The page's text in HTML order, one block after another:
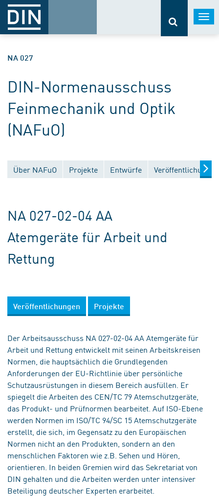
NA 027
DIN-Normenausschuss
Feinmechanik und Optik
(NAFuO)
Über NAFuO Projekte Entwürfe Veröffentlichungen
NA 027-02-04 AA
Atemgeräte für Arbeit und
Rettung
Veröffentlichungen Projekte
Der Arbeitsausschuss NA 027-02-04 AA Atemgeräte für
Arbeit und Rettung entwickelt mit seinen Arbeitskreisen
Normen, die hauptsächlich die Grundlegenden
Anforderungen der EU-Richtlinie über persönliche
Schutzausrüstungen in diesem Bereich ausfüllen. Er
spiegelt die Arbeiten des CEN/TC 79 Atemschutzgeräte,
das Produkt- und Prüfnormen bearbeitet. Auf ISO-Ebene
werden Normen im ISO/TC 94/SC 15 Atemschutzgeräte
erstellt, die sich, im Gegensatz zu den Europäischen
Normen nicht an den Produkten, sondern an den
menschlichen Faktoren wie z.B. Sehen und Hören,
orientieren. In beiden Gremien wird das Sekretariat von
DIN gehalten und die Arbeiten werden unter intensiver
Beteiligung deutscher Experten erarbeitet.